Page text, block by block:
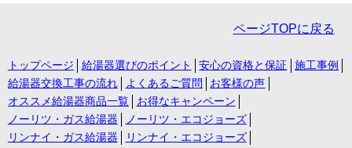
ページTOPに戻る
トップページ 給湯器選びのポイント 安心の資格と保証
施工事例
給湯器交換工事の流れ
よくあるご質問
お客様の声
オススメ給湯器商品一覧
お得なキャンペーン
ノーリツ・ガス給湯器
ノーリツ・エコジョーズ
リンナイ・ガス給湯器
リンナイ・エコジョーズ